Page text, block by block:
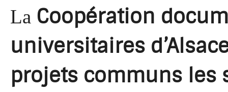
La Coopération
universitaires
projets communs les